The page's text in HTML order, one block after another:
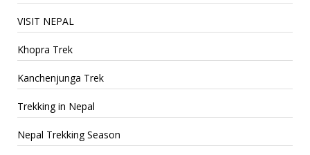
VISIT NEPAL
Khopra Trek
Kanchenjunga Trek
Trekking in Nepal
Nepal Trekking Season